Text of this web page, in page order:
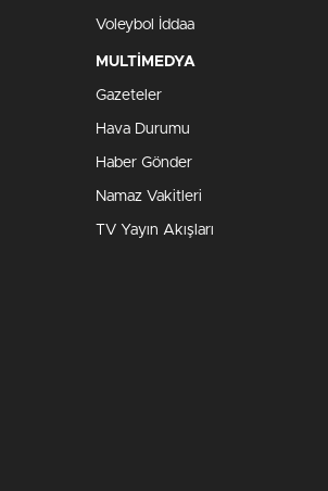
Voleybol İddaa
MULTİMEDYA
Gazeteler
Hava Durumu
Haber Gönder
Namaz Vakitleri
TV Yayın Akışları